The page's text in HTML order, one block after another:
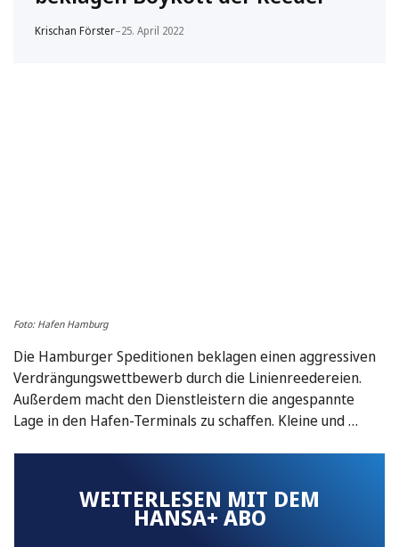
Krischan Förster–25. April 2022
Foto: Hafen Hamburg
Die Hamburger Speditionen beklagen einen aggressiven
Verdrängungswettbewerb durch die Linienreedereien.
Außerdem macht den Dienstleistern die angespannte
Lage in den Hafen-Terminals zu schaffen. Kleine und …
WEITERLESEN MIT DEM
HANSA+ ABO